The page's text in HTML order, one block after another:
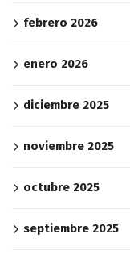
febrero 2026
enero 2026
diciembre 2025
noviembre 2025
octubre 2025
septiembre 2025